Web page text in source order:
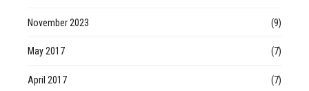
November 2023 (9)
May 2017 (7)
April 2017 (7)